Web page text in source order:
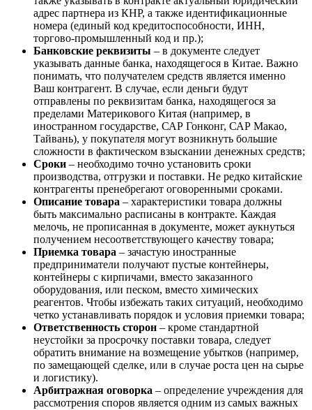
адрес партнера из КНР, а также идентификационные
номера (единый код кредитоспособности, ИНН,
торгово-промышленный код и пр.);
Банковские реквизиты – в документе следует
указывать данные банка, находящегося в Китае. Важно
понимать, что получателем средств является именно
Ваш контрагент. В случае, если деньги будут
отправлены по реквизитам банка, находящегося за
пределами Материкового Китая (например, в
иностранном государстве, САР Гонконг, САР Макао,
Тайвань), у покупателя могут возникнуть большие
сложности в фактическом взыскании денежных средств;
Сроки – необходимо точно установить сроки
производства, отгрузки и поставки. Не редко китайские
контрагенты пренебрегают оговоренными сроками.
Описание товара – характеристики товара должны
быть максимально расписаны в контракте. Каждая
мелочь, не прописанная в документе, может аукнуться
получением несоответствующего качеству товара;
Приемка товара – зачастую иностранные
предприниматели получают пустые контейнеры,
контейнеры с кирпичами, вместо заказанного
оборудования, или песком, вместо химических
реагентов. Чтобы избежать таких ситуаций, необходимо
четко устанавливать порядок и условия приемки товара;
Ответственность сторон – кроме стандартной
неустойки за просрочку поставки товара, следует
обратить внимание на возмещение убытков (например,
по замещающей сделке, или в случае роста цен на сырье
и логистику).
Арбитражная оговорка – определение учреждения для
рассмотрения споров является одним из самых важных